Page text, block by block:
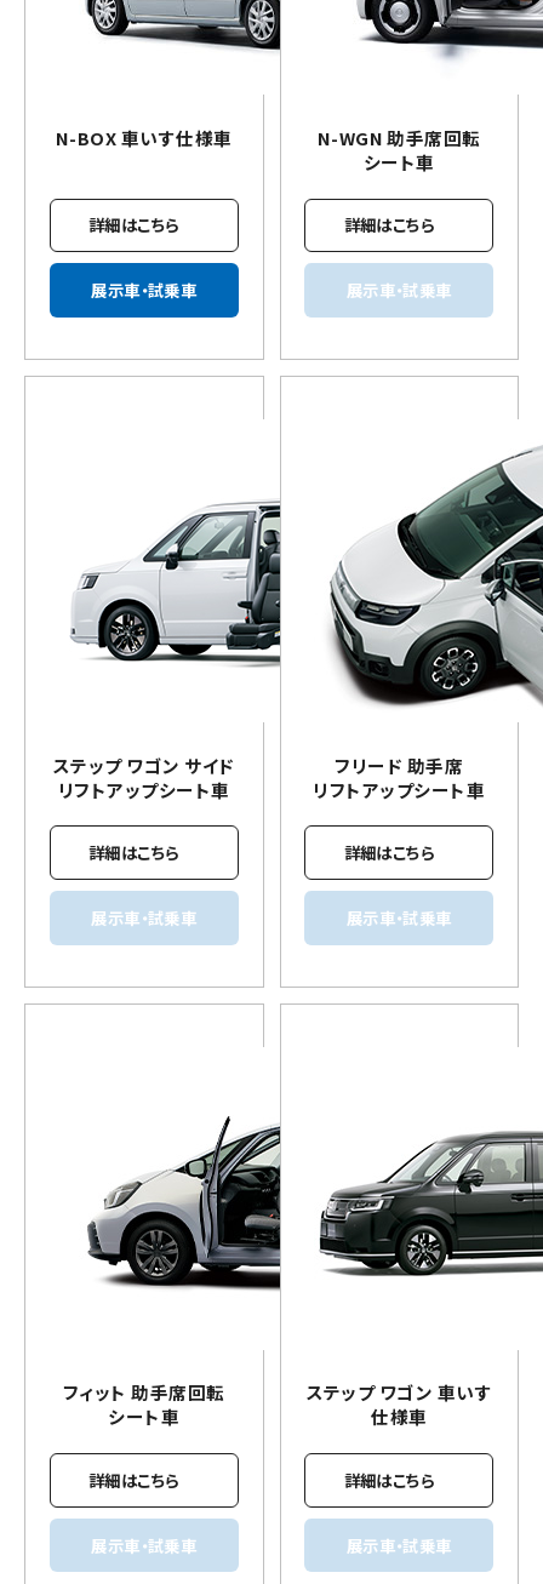
N-BOX車いす仕様車
詳細はこちら
展示車・試乗車
N-WGN 助手席回転
シート車
詳細はこちら
展示車・試乗車
ステップ ワゴン サイド
リフトアップシート車
詳細はこちら
展示車・試乗車
フリード 助手席
リフトアップシート車
詳細はこちら
展示車・試乗車
フィット 助手席回転
シート車
詳細はこちら
展示車・試乗車
ステップ ワゴン 車いす
仕様車
詳細はこちら
展示車・試乗車